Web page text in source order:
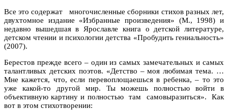
Все это содержат многочисленные сборники стихов разных лет,
двухтомное издание «Избранные произведения» (М., 1998) и
недавно вышедшая в Ярославле книга о детской литературе,
детском чтении и психологии детства «Пробудить гениальность»
(2007).
Берестов прежде всего – один из самых замечательных и самых
талантливых детских поэтов. «Детство – моя любимая тема. …
Мне кажется, что, если перевоплощаешься в ребенка, – то это
уже какой-то другой мир. Ты можешь полностью войти в
объективную картину и полностью там самовыразиться». Как
вот в этом стихотворении: